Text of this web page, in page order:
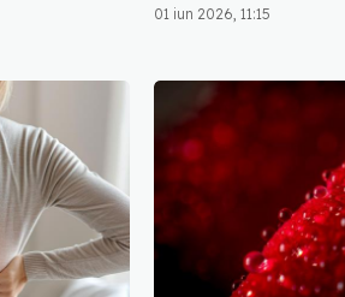
01 iun 2026, 11:15